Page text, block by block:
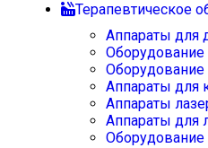
Терапевтическое
Аппараты для
Оборудование
Оборудование
Аппараты для
Аппараты
Аппараты для
Оборудование